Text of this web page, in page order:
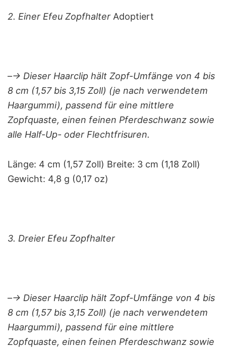
2. Einer Efeu Zopfhalter Adoptiert
–-> Dieser Haarclip hält Zopf-Umfänge von 4 bis
8 cm (1,57 bis 3,15 Zoll) (je nach verwendetem
Haargummi), passend für eine mittlere
Zopfquaste, einen feinen Pferdeschwanz sowie
alle Half-Up- oder Flechtfrisuren.
Länge: 4 cm (1,57 Zoll) Breite: 3 cm (1,18 Zoll)
Gewicht: 4,8 g (0,17 oz)
3. Dreier Efeu Zopfhalter
–-> Dieser Haarclip hält Zopf-Umfänge von 4 bis
8 cm (1,57 bis 3,15 Zoll) (je nach verwendetem
Haargummi), passend für eine mittlere
Zopfquaste, einen feinen Pferdeschwanz sowie